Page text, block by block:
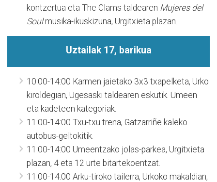
kontzertua eta The Clams taldearen Mujeres del
Soulmusika-ikuskizuna, Urgitxieta plazan.
Uztailak 17, barikua
10:00-14:00 Karmen jaietako 3x3 txapelketa, Urko
kiroldegian, Ugesaski taldearen eskutik. Umeen
eta kadeteen kategoriak.
11:00-14:00 Txu-txu trena, Gatzarriñe kaleko
autobus-geltokitik.
11:00-14:00 Umeentzako jolas-parkea, Urgitxieta
plazan, 4 eta 12 urte bitartekoentzat.
11:00-14:00 Arku-tiroko tailerra, Urkoko makaldian,